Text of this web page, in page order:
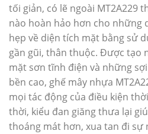
tối giản, có lẽ ngoài MT2A229
nào hoàn hảo hơn cho những
hẹp về diện tích mặt bằng sử
gần gũi, thân thuộc. Được tạo
mặt sơn tĩnh điện và những
bền cao, ghế mây nhựa
mọi tác động của điều kiện
thời, kiểu đan giăng thưa lại
thoáng mát hơn, xua tan đi sự